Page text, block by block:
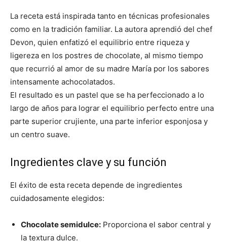
La receta está inspirada tanto en técnicas profesionales
como en la tradición familiar. La autora aprendió del chef
Devon, quien enfatizó el equilibrio entre riqueza y
ligereza en los postres de chocolate, al mismo tiempo
que recurrió al amor de su madre María por los sabores
intensamente achocolatados.
El resultado es un pastel que se ha perfeccionado a lo
largo de años para lograr el equilibrio perfecto entre una
parte superior crujiente, una parte inferior esponjosa y
un centro suave.
Ingredientes clave y su función
El éxito de esta receta depende de ingredientes
cuidadosamente elegidos:
Chocolate semidulce: Proporciona el sabor central y
la textura dulce.